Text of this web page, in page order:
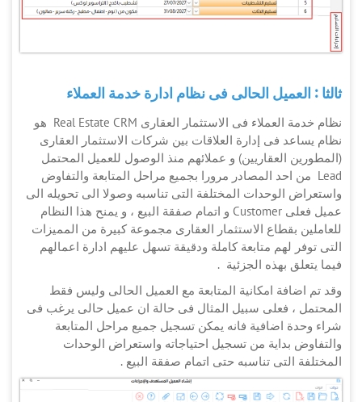
ثالثا : العميل الحالى فى نظام ادارة خدمة العملاء
نظام خدمة العملاء فى الاستثمار العقارى Real Estate CRM هو
نظام يساعد فى إدارة العلاقات بين شركات الاستثمار العقارى
(المطورين العقاريين) و عملائهم منذ الوصول للعميل المحتمل
Lead من احد المصادر مرورا بجميع مراحل المتابعة والتفاوض
واستعراض الوحدات المختلفة التى تناسبه وصولا الى تحويله الى
عميل فعلى Customer و اتمام صفقة البيع ، و يمنح هذا النظام
للعاملين بقطاع الاستثمار العقارى مجموعة كبيرة من المميزات
التى توفر لهم متابعة كاملة ودقيقة تسهل عليهم ادارة اعمالهم
فيما يتعلق بهذه الجزئية .
وقد تم اضافة امكانية المتابعة مع العميل الحالى وليس فقط
المحتمل ، فعلى سبيل المثال فى حالة ان عميل حالى يرغب فى
شراء وحدة اضافية فانه يمكن تسجيل جميع مراحل المتابعة
والتفاوض بداية من تسجيل احتياجاته واستعراض الوحدات
المختلفة التى تناسبه حتى اتمام صفقة البيع .